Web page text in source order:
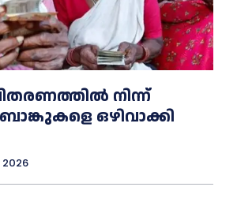
നിന്ന്
ഒഴിവാക്കി
2026